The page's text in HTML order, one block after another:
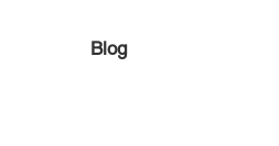
Blog